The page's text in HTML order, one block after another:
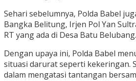
Sehari sebelumnya, Polda Babel
Bangka Belitung, Irjen Pol Yan
RT yang ada di Desa Batu Belubang.
Dengan upaya ini, Polda Babel
situasi darurat seperti kekeringan.
dalam mengatasi tantangan